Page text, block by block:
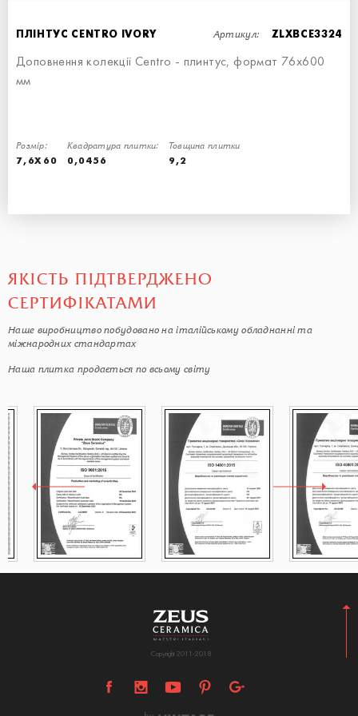
ПЛІНТУС CENTRO IVORY Артикул: ZLXBCE3324
Доповнення колекції Centro - плинтус, формат 76х600
мм
Розмір:
7,6X60
Квадратура плитки:
0,0456
Товщина плитки
9,2
ПЛІНТУС - 7,6x60
7,6x60
ЯКІСТЬ ПІДТВЕРДЖЕНО
СЕРТИФІКАТАМИ
Наше виробництво побудовано на італійському обладнанні та
міжнародних стандартах
Наша плитка продається по всьому світу
Copyright 2011-2018